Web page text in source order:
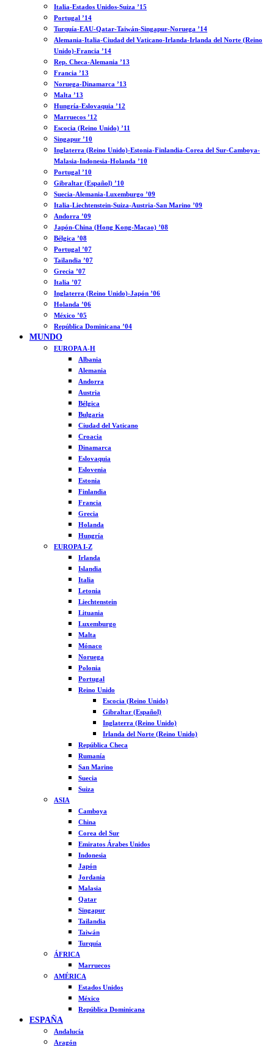
Italia-Estados Unidos-Suiza ’15
Portugal ’14
Turquía-EAU-Qatar-Taiwán-Singapur-Noruega ’14
Alemania-Italia-Ciudad del Vaticano-Irlanda-Irlanda del Norte (Reino
Unido)-Francia ’14
Rep. Checa-Alemania ’13
Francia ’13
Noruega-Dinamarca ’13
Malta ’13
Hungría-Eslovaquia ’12
Marruecos ’12
Escocia (Reino Unido) ’11
Singapur ’10
Inglaterra (Reino Unido)-Estonia-Finlandia-Corea del Sur-Camboya-
Malasia-Indonesia-Holanda ’10
Portugal ’10
Gibraltar (Español) ’10
Suecia-Alemania-Luxemburgo ’09
Italia-Liechtenstein-Suiza-Austria-San Marino ’09
Andorra ’09
Japón-China (Hong Kong-Macao) ’08
Bélgica ’08
Portugal ’07
Tailandia ’07
Grecia ’07
Italia ’07
Inglaterra (Reino Unido)-Japón ’06
Holanda ’06
México ’05
República Dominicana ’04
MUNDO
EUROPA A-H
Albania
Alemania
Andorra
Austria
Bélgica
Bulgaria
Ciudad del Vaticano
Croacia
Dinamarca
Eslovaquia
Eslovenia
Estonia
Finlandia
Francia
Grecia
Holanda
Hungría
EUROPA I-Z
Irlanda
Islandia
Italia
Letonia
Liechtenstein
Lituania
Luxemburgo
Malta
Mónaco
Noruega
Polonia
Portugal
Reino Unido
Escocia (Reino Unido)
Gibraltar (Español)
Inglaterra (Reino Unido)
Irlanda del Norte (Reino Unido)
República Checa
Rumanía
San Marino
Suecia
Suiza
ASIA
Camboya
China
Corea del Sur
Emiratos Árabes Unidos
Indonesia
Japón
Jordania
Malasia
Qatar
Singapur
Tailandia
Taiwán
Turquía
ÁFRICA
Marruecos
AMÉRICA
Estados Unidos
México
República Dominicana
ESPAÑA
Andalucía
Aragón